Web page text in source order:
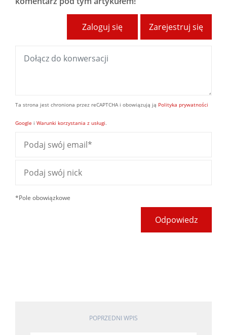
Zarejestruj się
Zaloguj się
Ta strona jest chroniona przez reCAPTCHA i obowiązują ją Polityka prywatności
Google i Warunki korzystania z usługi.
*Pole obowiązkowe
Odpowiedz
POPRZEDNI WPIS